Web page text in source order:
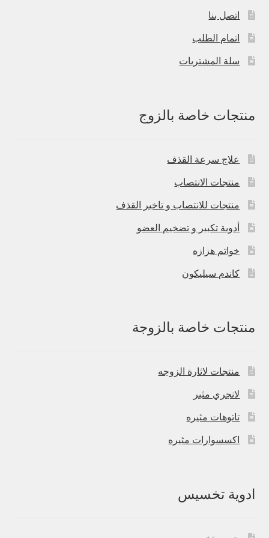
اتصل بنا
اتمام الطلب
سلة المشتريات
منتجات خاصة بالزوج
علاج سرعة القذف
منتجات الانتصاب
منتجات للانتصاب و تاخير القذف
أدوية تكبير و تضخيم العضو
خواتم هزازه
كاندم سيليكون
منتجات خاصة بالزوجة
منتجات لاثارة الزوجه
لانجري مثير
تاتوهات مثيره
اكسسوارات مثيره
ادوية تخسيس